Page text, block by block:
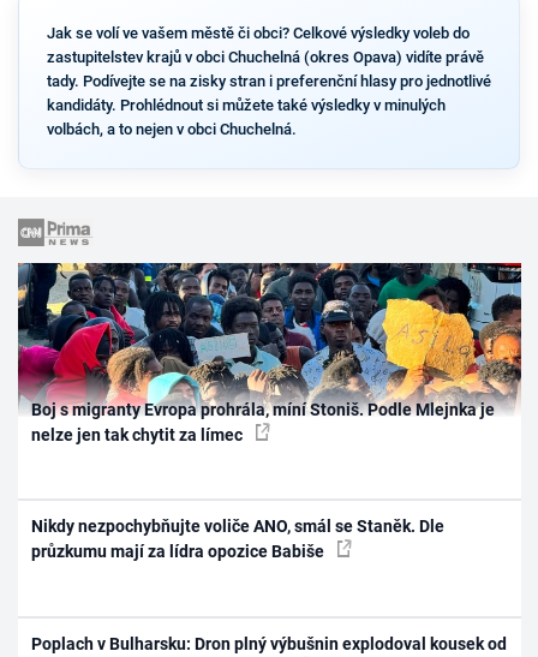
Jak se volí ve vašem městě či obci? Celkové výsledky voleb do
zastupitelstev krajů v obci Chuchelná (okres Opava) vidíte právě
tady. Podívejte se na zisky stran i preferenční hlasy pro jednotlivé
kandidáty. Prohlédnout si můžete také výsledky v minulých
volbách, a to nejen v obci Chuchelná.
Boj s migranty Evropa prohrála, míní Stoniš. Podle Mlejnka je
nelze jen tak chytit za límec
Nikdy nezpochybňujte voliče ANO, smál se Staněk. Dle
průzkumu mají za lídra opozice Babiše
Poplach v Bulharsku: Dron plný výbušnin explodoval kousek od